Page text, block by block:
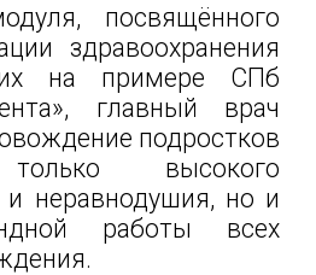
посвящённого
здравоохранения
на примере СПб
главный врач
подростков
высокого
неравнодушия, но и
работы всех